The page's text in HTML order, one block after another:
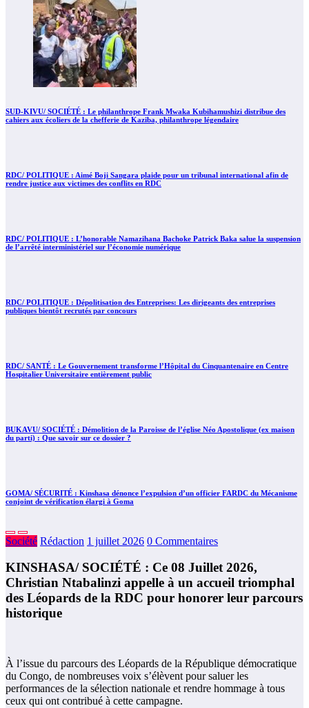
SUD-KIVU/ SOCIÉTÉ : Le philanthrope Frank Mwaka Kubihamushizi distribue des
cahiers aux écoliers de la chefferie de Kaziba, philanthrope légendaire
RDC/ POLITIQUE : Aimé Boji Sangara plaide pour un tribunal international afin de
rendre justice aux victimes des conflits en RDC
RDC/ POLITIQUE : L’honorable Namazihana Bachoke Patrick Baka salue la suspension
de l’arrêté interministériel sur l’économie numérique
RDC/ POLITIQUE : Dépolitisation des Entreprises: Les dirigeants des entreprises
publiques bientôt recrutés par concours
RDC/ SANTÉ : Le Gouvernement transforme l’Hôpital du Cinquantenaire en Centre
Hospitalier Universitaire entièrement public
BUKAVU/ SOCIÉTÉ : Démolition de la Paroisse de l’église Néo Apostolique (ex maison
du parti) : Que savoir sur ce dossier ?
GOMA/ SÉCURITÉ : Kinshasa dénonce l’expulsion d’un officier FARDC du Mécanisme
conjoint de vérification élargi à Goma
Société Rédaction 1 juillet 2026 0 Commentaires
KINSHASA/ SOCIÉTÉ : Ce 08 Juillet 2026,
Christian Ntabalinzi appelle à un accueil triomphal
des Léopards de la RDC pour honorer leur parcours
historique
À l’issue du parcours des Léopards de la République démocratique
du Congo, de nombreuses voix s’élèvent pour saluer les
performances de la sélection nationale et rendre hommage à tous
ceux qui ont contribué à cette campagne.